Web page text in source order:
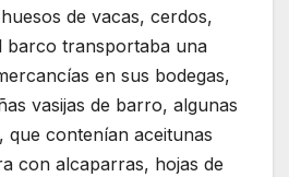
de vacas, cerdos,
barco transportaba una
en sus bodegas,
vasijas de barro, algunas
que contenían aceitunas
con alcaparras, hojas de